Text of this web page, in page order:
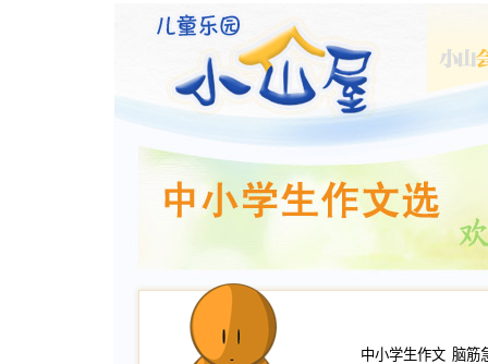
中小学生作文 脑筋